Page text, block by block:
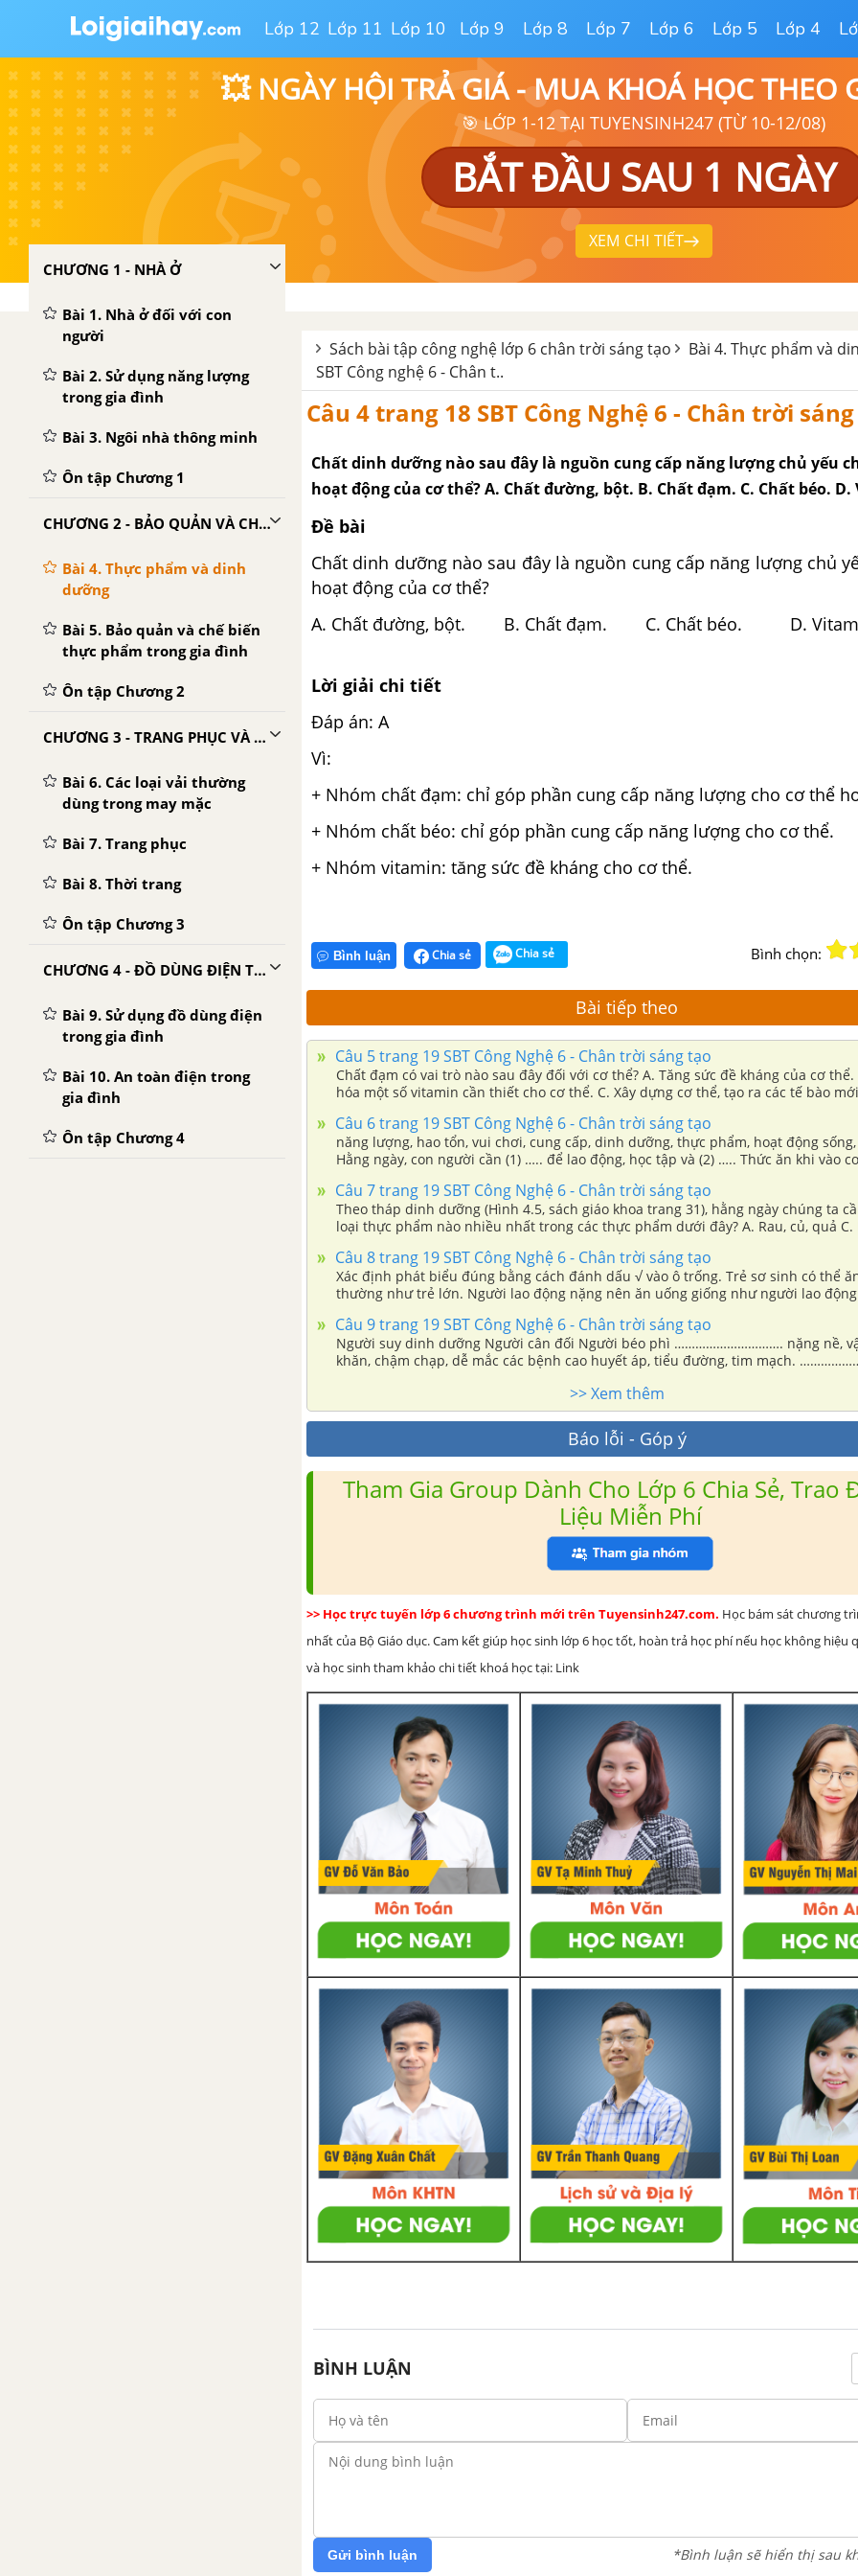
Lớp 12 Lớp 11 Lớp 10 Lớp 9 Lớp 8 Lớp 7 Lớp 6 Lớp 5 Lớp 4
💥 NGÀY HỘI TRẢ GIÁ - MUA KHOÁ HỌC THEO
🎯 LỚP 1-12 TẠI TUYENSINH247 (TỪ 10-12/08)
BẮT ĐẦU SAU 1 NGÀY
XEM CHI TIẾT
CHƯƠNG 1 - NHÀ Ở
Bài 1. Nhà ở đối với con
người
Bài 2. Sử dụng năng lượng
trong gia đình
Bài 3. Ngôi nhà thông minh
Ôn tập Chương 1
CHƯƠNG 2 - BẢO QUẢN VÀ CHẾ BIẾN THỰC PHẨM
Bài 4. Thực phẩm và dinh
dưỡng
Bài 5. Bảo quản và chế biến
thực phẩm trong gia đình
Ôn tập Chương 2
CHƯƠNG 3 - TRANG PHỤC VÀ THỜI TRANG
Bài 6. Các loại vải thường
dùng trong may mặc
Bài 7. Trang phục
Bài 8. Thời trang
Ôn tập Chương 3
CHƯƠNG 4 - ĐỒ DÙNG ĐIỆN TRONG GIA ĐÌNH
Bài 9. Sử dụng đồ dùng điện
trong gia đình
Bài 10. An toàn điện trong
gia đình
Ôn tập Chương 4
Sách bài tập công nghệ lớp 6 chân trời sáng tạo
Bài 4. Thực phẩm và
SBT Công nghệ 6 - Chân t..
Câu 4 trang 18 SBT Công Nghệ 6 - Chân trời
Chất dinh dưỡng nào sau đây là nguồn cung cấp năng lượng chủ yếu
hoạt động của cơ thể? A. Chất đường, bột. B. Chất đạm. C. Chất béo.
Đề bài
Chất dinh dưỡng nào sau đây là nguồn cung cấp năng lượng chủ
hoạt động của cơ thể?
A. Chất đường, bột. B. Chất đạm. C. Chất béo. D.
Lời giải chi tiết
Đáp án: A
Vì:
+ Nhóm chất đạm: chỉ góp phần cung cấp năng lượng cho cơ thể
+ Nhóm chất béo: chỉ góp phần cung cấp năng lượng cho cơ thể.
+ Nhóm vitamin: tăng sức đề kháng cho cơ thể.
Bình luận Chia sẻ Chia sẻ Bình chọn:
Bài tiếp theo
Câu 5 trang 19 SBT Công Nghệ 6 - Chân trời sáng tạo
Chất đạm có vai trò nào sau đây đối với cơ thể? A. Tăng sức đề kháng của cơ thể.
hóa một số vitamin cần thiết cho cơ thể. C. Xây dựng cơ thể, tạo ra các tế bào
Câu 6 trang 19 SBT Công Nghệ 6 - Chân trời sáng tạo
năng lượng, hao tổn, vui chơi, cung cấp, dinh dưỡng, thực phẩm, hoạt động
Hằng ngày, con người cần (1) ….. để lao động, học tập và (2) ….. Thức ăn khi vào
còn tái tạo (4) ….., giúp cơ thể phát triển, lớn lên; bù đắp những (5) ….. trong quá
và tạo hệ miễn dịch để bảo vệ cơ thể. Vì vậy, muốn duy trì các (6) …. và phát
cần được (7) …. đầy đủ chất dinh dưỡn
Câu 7 trang 19 SBT Công Nghệ 6 - Chân trời sáng tạo
Theo tháp dinh dưỡng (Hình 4.5, sách giáo khoa trang 31), hằng ngày chúng ta
loại thực phẩm nào nhiều nhất trong các thực phẩm dưới đây? A. Rau, củ, quả C. Dầu, mỡ B.
Câu 8 trang 19 SBT Công Nghệ 6 - Chân trời sáng tạo
Xác định phát biểu đúng bằng cách đánh dấu √ vào ô trống. Trẻ sơ sinh có thể
thường như trẻ lớn. Người lao động nặng nên ăn uống giống như người lao
được ưu tiên cung cấp nhiều chất đạm hơn so với người lớn
Câu 9 trang 19 SBT Công Nghệ 6 - Chân trời sáng tạo
Người suy dinh dưỡng Người cân đối Người béo phì …………………………. nặng nề,
khăn, chậm chạp, dễ mắc các bệnh cao huyết áp, tiểu đường, tim mạch.
bệnh do nhiễm khuẩn, trí tuệ kém phát triển. …………………………. khỏe mạnh, hồng
động nhanh nhẹn, trí tuệ phát triển bình thường theo độ tuổi.
>> Xem thêm
Báo lỗi - Góp ý
Tham Gia Group Dành Cho Lớp 6 Chia Sẻ, Trao
Liệu Miễn Phí
>> Học trực tuyến lớp 6 chương trình mới trên Tuyensinh247.com. Học bám sát chương
nhất của Bộ Giáo dục. Cam kết giúp học sinh lớp 6 học tốt, hoàn trả học phí nếu học không hiệu
và học sinh tham khảo chi tiết khoá học tại: Link
BÌNH LUẬN
Gửi bình luận *Bình luận sẽ hiển thị sau